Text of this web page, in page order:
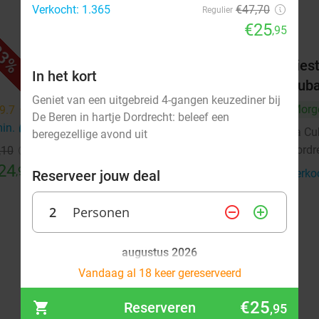
la
9.7 star
directions_car
,95
Bregje Dordrecht
Vandaag Morgen Zo Ma
Do
Dordrecht
Verkocht: 603 €17
€14 ,95
La
Verkocht: 1.365
Regulier €47,70
€25,95
In het kort
Geniet van een uitgebreid 4-gangen keuzediner bij
De Beren in hartje Dordrecht: beleef een
beregezellige avond uit
Reserveer jouw deal
2 Personen remove_circle_outline add_circle_outline
augustus 2026
Di Wo Do Vr Za
2
Vandaag al 18 keer gereserveerd
Reserveren €25,95